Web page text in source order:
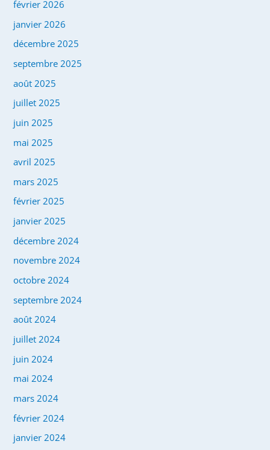
février 2026
janvier 2026
décembre 2025
septembre 2025
août 2025
juillet 2025
juin 2025
mai 2025
avril 2025
mars 2025
février 2025
janvier 2025
décembre 2024
novembre 2024
octobre 2024
septembre 2024
août 2024
juillet 2024
juin 2024
mai 2024
mars 2024
février 2024
janvier 2024